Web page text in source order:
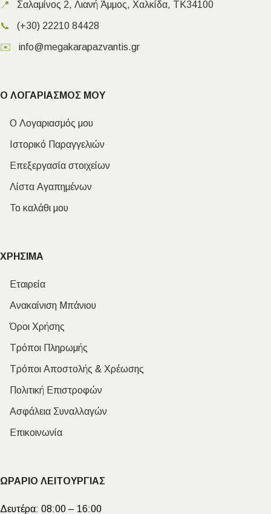
📍 Σαλαμίνος 2, Λιανή Άμμος, Χαλκίδα, ΤΚ34100
📞 (+30) 22210 84428
✉️ info@megakarapazvantis.gr
Ο ΛΟΓΑΡΙΑΣΜΟΣ ΜΟΥ
Ο Λογαριασμός μου
Ιστορικό Παραγγελιών
Επεξεργασία στοιχείων
Λίστα Αγαπημένων
Το καλάθι μου
ΧΡΗΣΙΜΑ
Εταιρεία
Ανακαίνιση Μπάνιου
Όροι Χρήσης
Τρόποι Πληρωμής
Τρόποι Αποστολής & Χρέωσης
Πολιτική Επιστροφών
Ασφάλεια Συναλλαγών
Επικοινωνία
ΩΡΑΡΙΟ ΛΕΙΤΟΥΡΓΙΑΣ
Δευτέρα: 08:00 – 16:00